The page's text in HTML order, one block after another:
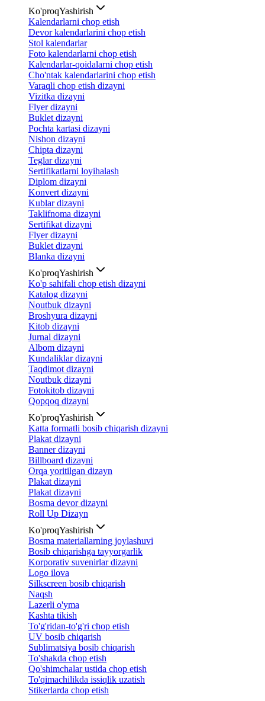
Ko'proqYashirish
Kalendarlarni chop etish
Devor kalendarlarini chop etish
Stol kalendarlar
Foto kalendarlarni chop etish
Kalendarlar-qoidalarni chop etish
Cho'ntak kalendarlarini chop etish
Varaqli chop etish dizayni
Vizitka dizayni
Flyer dizayni
Buklet dizayni
Pochta kartasi dizayni
Nishon dizayni
Chipta dizayni
Teglar dizayni
Sertifikatlarni loyihalash
Diplom dizayni
Konvert dizayni
Kublar dizayni
Taklifnoma dizayni
Sertifikat dizayni
Flyer dizayni
Buklet dizayni
Blanka dizayni
Ko'proqYashirish
Ko'p sahifali chop etish dizayni
Katalog dizayni
Noutbuk dizayni
Broshyura dizayni
Kitob dizayni
Jurnal dizayni
Albom dizayni
Kundaliklar dizayni
Taqdimot dizayni
Noutbuk dizayni
Fotokitob dizayni
Qopqoq dizayni
Ko'proqYashirish
Katta formatli bosib chiqarish dizayni
Plakat dizayni
Banner dizayni
Billboard dizayni
Orqa yoritilgan dizayn
Plakat dizayni
Plakat dizayni
Bosma devor dizayni
Roll Up Dizayn
Ko'proqYashirish
Bosma materiallarning joylashuvi
Bosib chiqarishga tayyorgarlik
Korporativ suvenirlar dizayni
Logo ilova
Silkscreen bosib chiqarish
Naqsh
Lazerli o'yma
Kashta tikish
To'g'ridan-to'g'ri chop etish
UV bosib chiqarish
Sublimatsiya bosib chiqarish
To'shakda chop etish
Qo'shimchalar ustida chop etish
To'qimachilikda issiqlik uzatish
Stikerlarda chop etish